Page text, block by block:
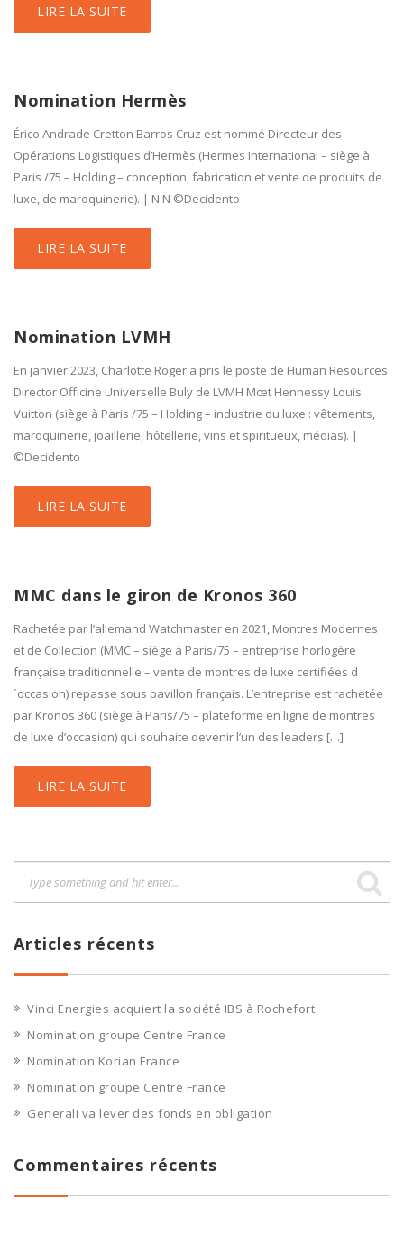
LIRE LA SUITE
Nomination Hermès
Érico Andrade Cretton Barros Cruz est nommé Directeur des
Opérations Logistiques d’Hermès (Hermes International – siège à
Paris /75 – Holding – conception, fabrication et vente de produits de
luxe, de maroquinerie). | N.N ©Decidento
LIRE LA SUITE
Nomination LVMH
En janvier 2023, Charlotte Roger a pris le poste de Human Resources
Director Officine Universelle Buly de LVMH Mœt Hennessy Louis
Vuitton (siège à Paris /75 – Holding – industrie du luxe : vêtements,
maroquinerie, joaillerie, hôtellerie, vins et spiritueux, médias). |
©Decidento
LIRE LA SUITE
MMC dans le giron de Kronos 360
Rachetée par l’allemand Watchmaster en 2021, Montres Modernes
et de Collection (MMC – siège à Paris/75 – entreprise horlogère
française traditionnelle – vente de montres de luxe certifiées d
´occasion) repasse sous pavillon français. L’entreprise est rachetée
par Kronos 360 (siège à Paris/75 – plateforme en ligne de montres
de luxe d’occasion) qui souhaite devenir l’un des leaders […]
LIRE LA SUITE
Articles récents
Vinci Energies acquiert la société IBS à Rochefort
Nomination groupe Centre France
Nomination Korian France
Nomination groupe Centre France
Generali va lever des fonds en obligation
Commentaires récents